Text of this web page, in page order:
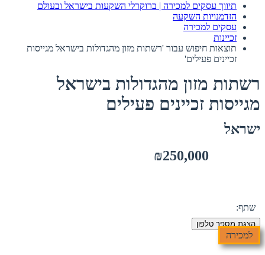
תיווך עסקים למכירה | ברוקרלי השקעות בישראל ובעולם
הזדמנויות השקעה
עסקים למכירה
זכיינות
תוצאות חיפוש עבור 'רשתות מזון מהגדולות בישראל מגייסות
זכיינים פעילים'
רשתות מזון מהגדולות בישראל
מגייסות זכיינים פעילים
ישראל
₪250,000
שתף:
הצגת מספר טלפון
למכירה